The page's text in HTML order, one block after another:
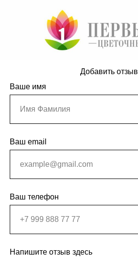
Добавить отзыв
Ваше имя
Ваш email
Ваш телефон
Напишите отзыв здесь